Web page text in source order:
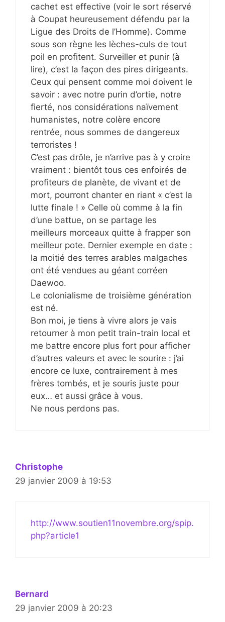
cachet est effective (voir le sort réservé
à Coupat heureusement défendu par la
Ligue des Droits de l’Homme). Comme
sous son règne les lèches-culs de tout
poil en profitent. Surveiller et punir (à
lire), c’est la façon des pires dirigeants.
Ceux qui pensent comme moi doivent le
savoir : avec notre purin d’ortie, notre
fierté, nos considérations naïvement
humanistes, notre colère encore
rentrée, nous sommes de dangereux
terroristes !
C’est pas drôle, je n’arrive pas à y croire
vraiment : bientôt tous ces enfoirés de
profiteurs de planète, de vivant et de
mort, pourront chanter en riant « c’est la
lutte finale ! » Celle où comme à la fin
d’une battue, on se partage les
meilleurs morceaux quitte à frapper son
meilleur pote. Dernier exemple en date :
la moitié des terres arables malgaches
ont été vendues au géant corréen
Daewoo.
Le colonialisme de troisième génération
est né.
Bon moi, je tiens à vivre alors je vais
retourner à mon petit train-train local et
me battre encore plus fort pour afficher
d’autres valeurs et avec le sourire : j’ai
encore ce luxe, contrairement à mes
frères tombés, et je souris juste pour
eux… et aussi grâce à vous.
Ne nous perdons pas.
Christophe
29 janvier 2009 à 19:53
http://www.soutien11novembre.org/spip.
php?article1
Bernard
29 janvier 2009 à 20:23